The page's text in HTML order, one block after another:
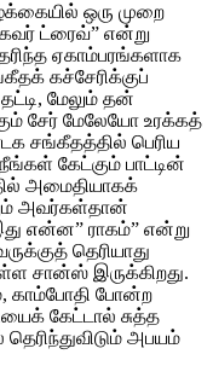
ஒரு முறை
ட்ரைவ்” என்று
ஏகாம்பரங்களாக
கச்சேரிக்குப்
மேலும் தன்
சேர் மேலேயோ உரக்கத்
சங்கீதத்தில் பெரிய
கேட்கும் பாட்டின்
அமைதியாகக்
அவர்கள்தான்
என்ன” ராகம்” என்று
தெரியாது
சான்ஸ் இருக்கிறது.
காம்போதி போன்ற
கேட்டால் சுத்த
அபயம்